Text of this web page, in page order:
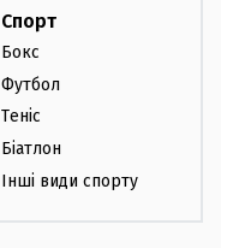
Спорт
Бокс
Футбол
Теніс
Біатлон
Інші види спорту